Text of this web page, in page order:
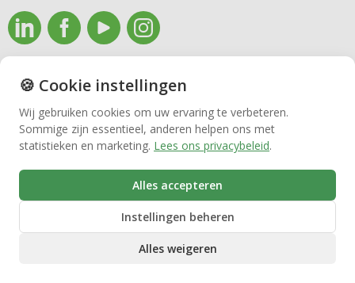
Huren
Bedrijfsmakelaardij
Vastgoedbeheer
VvE beheer
Zorgwoningen
D
é
f
h
info@makelaardijhoekstra.nl
Alle contactgegevens
Bekijk de laatste nieuwsbrief van Makelaardij Hoekstra
Inschrijven nieuwsbrief Makelaardij Hoekstra
🍪 Cookie instellingen
Wij gebruiken cookies om uw ervaring te verbeteren.
Sommige zijn essentieel, anderen helpen ons met
statistieken en marketing. Lees ons privacybeleid.
Alles accepteren
Instellingen beheren
Alles weigeren